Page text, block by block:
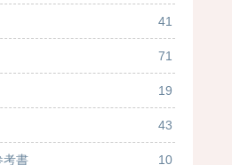
41
71
19
43
考書 10